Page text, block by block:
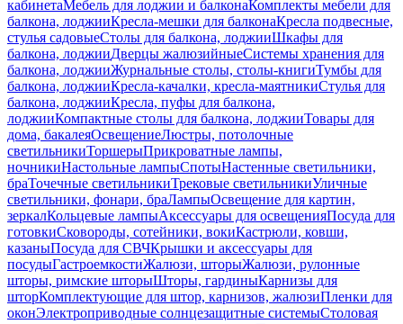
кабинетаМебель для лоджии и балконаКомплекты мебели для
балкона, лоджииКресла-мешки для балконаКресла подвесные,
стулья садовыеСтолы для балкона, лоджииШкафы для
балкона, лоджииДверцы жалюзийныеСистемы хранения для
балкона, лоджииЖурнальные столы, столы-книгиТумбы для
балкона, лоджииКресла-качалки, кресла-маятникиСтулья для
балкона, лоджииКресла, пуфы для балкона,
лоджииКомпактные столы для балкона, лоджииТовары для
дома, бакалеяОсвещениеЛюстры, потолочные
светильникиТоршерыПрикроватные лампы,
ночникиНастольные лампыСпотыНастенные светильники,
браТочечные светильникиТрековые светильникиУличные
светильники, фонари, браЛампыОсвещение для картин,
зеркалКольцевые лампыАксессуары для освещенияПосуда для
готовкиСковороды, сотейники, вокиКастрюли, ковши,
казаныПосуда для СВЧКрышки и аксессуары для
посудыГастроемкостиЖалюзи, шторыЖалюзи, рулонные
шторы, римские шторыШторы, гардиныКарнизы для
шторКомплектующие для штор, карнизов, жалюзиПленки для
оконЭлектроприводные солнцезащитные системыСтоловая